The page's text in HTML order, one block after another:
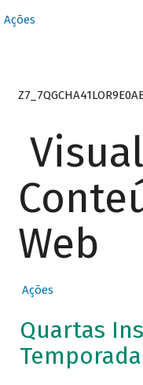
Ações
Web
Ações
Quartas